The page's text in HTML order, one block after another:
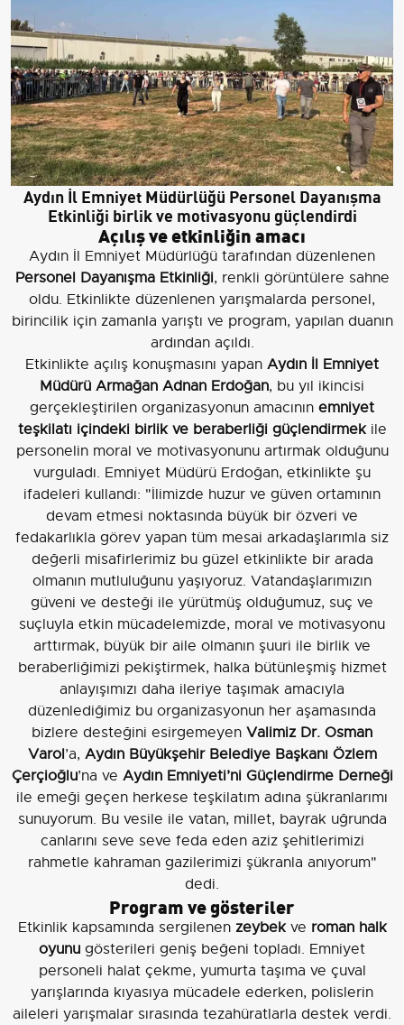
Aydın İl Emniyet Müdürlüğü Personel Dayanışma
Etkinliği birlik ve motivasyonu güçlendirdi
Açılış ve etkinliğin amacı
Aydın İl Emniyet Müdürlüğü tarafından düzenlenen
Personel Dayanışma Etkinliği, renkli görüntülere sahne
oldu. Etkinlikte düzenlenen yarışmalarda personel,
birincilik için zamanla yarıştı ve program, yapılan duanın
ardından açıldı.
Etkinlikte açılış konuşmasını yapan Aydın İl Emniyet
Müdürü Armağan Adnan Erdoğan, bu yıl ikincisi
gerçekleştirilen organizasyonun amacının emniyet
teşkilatı içindeki birlik ve beraberliği güçlendirmekile
personelin moral ve motivasyonunu artırmak olduğunu
vurguladı. Emniyet Müdürü Erdoğan, etkinlikte şu
ifadeleri kullandı: "İlimizde huzur ve güven ortamının
devam etmesi noktasında büyük bir özveri ve
fedakarlıkla görev yapan tüm mesai arkadaşlarımla siz
değerli misafirlerimiz bu güzel etkinlikte bir arada
olmanın mutluluğunu yaşıyoruz. Vatandaşlarımızın
güveni ve desteği ile yürütmüş olduğumuz, suç ve
suçluyla etkin mücadelemizde, moral ve motivasyonu
arttırmak, büyük bir aile olmanın şuuri ile birlik ve
beraberliğimizi pekiştirmek, halka bütünleşmiş hizmet
anlayışımızı daha ileriye taşımak amacıyla
düzenlediğimiz bu organizasyonun her aşamasında
bizlere desteğini esirgemeyen Valimiz Dr. Osman
Varol’a, Aydın Büyükşehir Belediye Başkanı Özlem
Çerçioğlu’na ve Aydın Emniyeti’ni Güçlendirme Derneği
ile emeği geçen herkese teşkilatım adına şükranlarımı
sunuyorum. Bu vesile ile vatan, millet, bayrak uğrunda
canlarını seve seve feda eden aziz şehitlerimizi
rahmetle kahraman gazilerimizi şükranla anıyorum"
dedi.
Program ve gösteriler
Etkinlik kapsamında sergilenen zeybekve roman halk
oyunu gösterileri geniş beğeni topladı. Emniyet
personeli halat çekme, yumurta taşıma ve çuval
yarışlarında kıyasıya mücadele ederken, polislerin
aileleri yarışmalar sırasında tezahüratlarla destek verdi.